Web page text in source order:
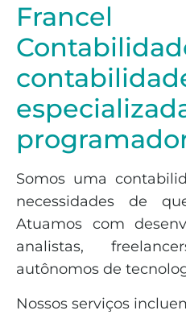
Francel
Somos uma
necessidades de
Atuamos com
analistas,
autônomos de
Nossos serviços